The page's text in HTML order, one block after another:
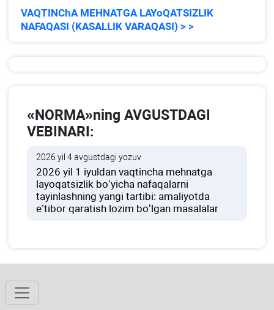
VAQTINChA MEHNATGA LAYoQATSIZLIK
NAFAQASI (KASALLIK VARAQASI) > >
«NORMA»ning AVGUSTDAGI
VEBINARI:
2026 yil 4 avgustdagi yozuv
2026 yil 1 iyuldan vaqtincha mehnatga
layoqatsizlik boʻyicha nafaqalarni
tayinlashning yangi tartibi: amaliyotda
e’tibor qaratish lozim boʻlgan masalalar